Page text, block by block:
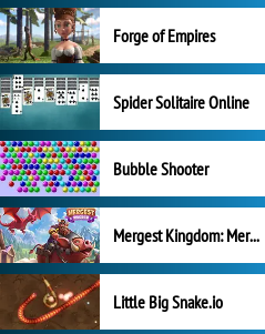
Forge of Empires
Spider Solitaire Online
Bubble Shooter
Mergest Kingdom: Merge Puzzle
Little Big Snake.io